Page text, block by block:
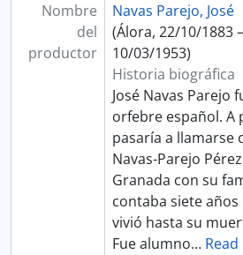
Nombre
del
productor
Navas Parejo, José
(Álora, 22/10/1883
10/03/1953)
Historia biográfica
José Navas Parejo
orfebre español. A
pasaría a llamarse
Navas-Parejo
Granada con su
contaba siete
vivió hasta su
Fue alumno…